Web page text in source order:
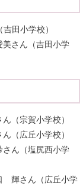
田小学校）
さん（吉田小学
宗賀小学校）
広丘小学校）
ん（塩尻西小学
輝さん（広丘小学